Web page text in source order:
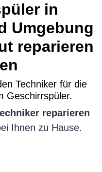
in
Umgebung
reparieren
Techniker für die
Geschirrspüler.
reparieren
Ihnen zu Hause.